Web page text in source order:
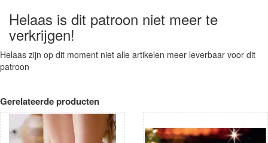
Helaas is dit patroon niet meer te
verkrijgen!
Helaas zijn op dit moment niet alle artikelen meer leverbaar voor dit
patroon
Gerelateerde producten